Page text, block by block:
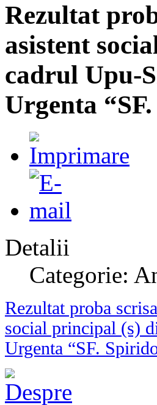
Rezultat
asistent
cadrul Upu-
Urgenta
Detalii
Categorie:
Rezultat proba
social principal (s)
Urgenta “SF.